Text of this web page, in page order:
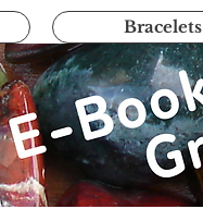
Bracelets